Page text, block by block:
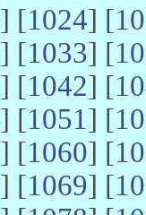
] [1024] [
] [1033] [
] [1042] [
] [1051] [
] [1060] [
] [1069] [